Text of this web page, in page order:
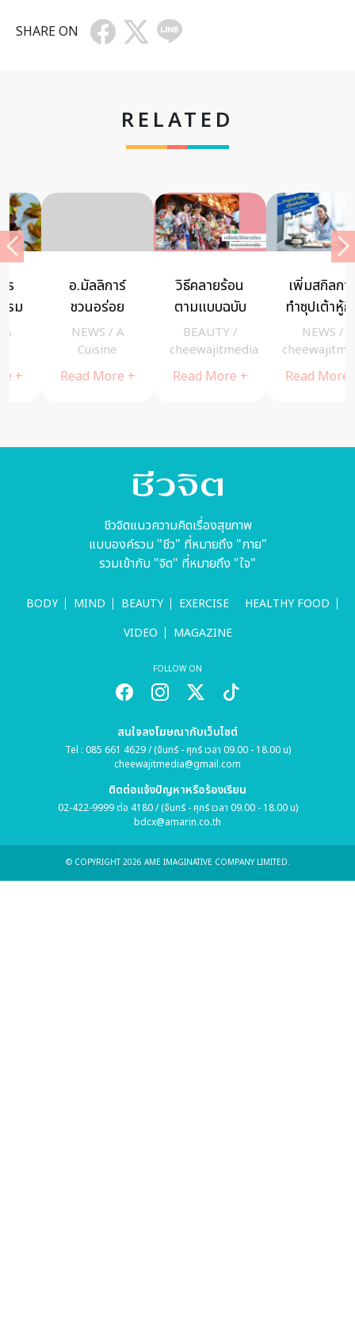
SHARE ON
RELATED
อ.มัลลิการ์
ชวนอร่อย
พร้อมลดโลก
ร้อน ด้วย
กระทงดอกไม้
NEWS/A
Cuisine
Read More +
วิธีคลายร้อน
ตามแบบฉบับ
ของคนญี่ปุ่น
BEAUTY/
cheewajitmedia
Read More +
เพิ่มสกิลการ
ทำซุปเต้าหู้กิม
จิสไตล์ทันบัม
(พร้อมสูตร)
มัดใจเถ้าแก่
NEWS/
cheewajitmedia
Read More +
ชีวจิตแนวความคิดเรื่องสุขภาพ
แบบองค์รวม "ชีว" ที่หมายถึง "กาย"
รวมเข้ากับ "จิต" ที่หมายถึง "ใจ"
BODY MIND BEAUTY EXERCISE
HEALTHY FOOD
VIDEO
MAGAZINE
FOLLOW ON
สนใจลงโฆษณากับเว็บไซต์
Tel : 085 661 4629 / (จันทร์ - ศุกร์ เวลา 09.00 - 18.00 น)
cheewajitmedia@gmail.com
ติดต่อแจ้งปัญหาหรือร้องเรียน
02-422-9999 ต่อ 4180 / (จันทร์ - ศุกร์ เวลา 09.00 - 18.00 น)
bdcx@amarin.co.th
© COPYRIGHT 2026 AME IMAGINATIVE COMPANY LIMITED.